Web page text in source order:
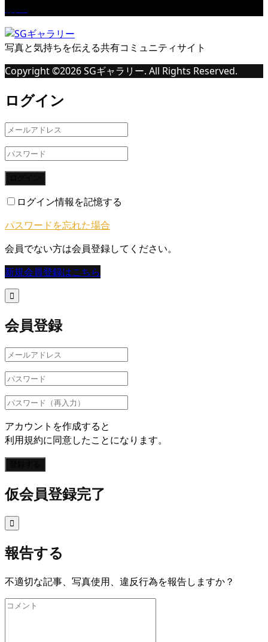
写真と気持ちを伝える共有コミュニティサイト
Copyright ©2026SGギャラリー. All Rights Reserved.
ログイン
ログイン情報を記憶する
パスワードを忘れた場合
会員でない方は会員登録してください。
新規会員登録はこちら

会員登録
アカウントを作成すると
利用規約に同意したことになります。
仮会員登録完了

報告する
不適切な記事、写真使用、違反行為を報告しますか？